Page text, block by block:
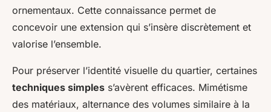
ornementaux. Cette connaissance permet de
concevoir une extension qui s’insère discrètement et
valorise l’ensemble.
Pour préserver l’identité visuelle du quartier, certaines
techniques simples s’avèrent efficaces. Mimétisme
des matériaux, alternance des volumes similaire à la